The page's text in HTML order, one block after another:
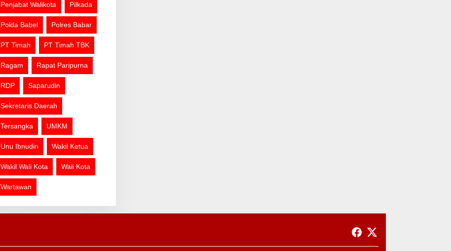
Penjabat Walikota Pilkada
Polda Babel Polres Babar
PT Timah PT Timah TBK
Ragam Rapat Paripurna
RDP Saparudin
Sekretaris Daerah
Tersangka UMKM
Unu Ibnudin Wakil Ketua
Wakil Wali Kota Wali Kota
Wartawan